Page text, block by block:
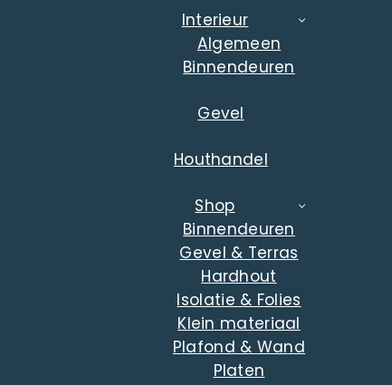
Interieur
Algemeen
Binnendeuren
Gevel
Houthandel
Shop
Binnendeuren
Gevel & Terras
Hardhout
Isolatie & Folies
Klein materiaal
Plafond & Wand
Platen